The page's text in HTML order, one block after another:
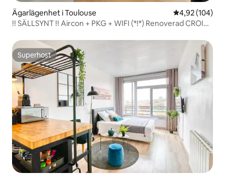
Ägarlägenhet i Toulouse 4,92 av 5 i
4,92 (104)
!! SÄLLSYNT !! Aircon + PKG + WIFI (*!*) Renoverad CROIX-
Superhost
Superhost